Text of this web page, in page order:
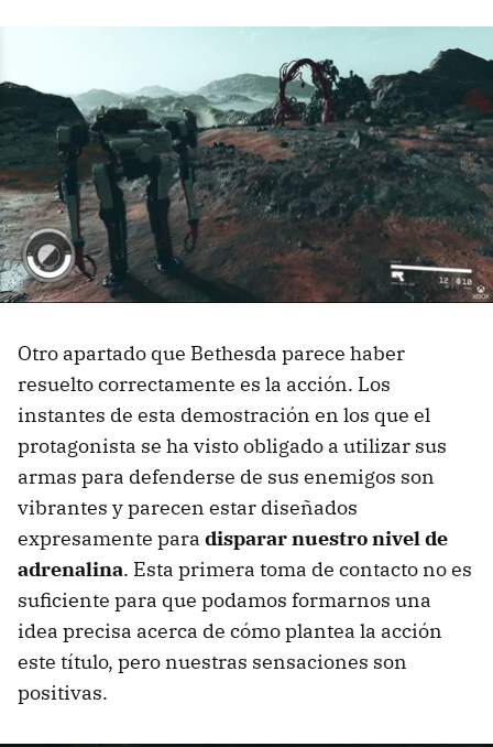
Otro apartado que Bethesda parece haber
resuelto correctamente es la acción. Los
instantes de esta demostración en los que el
protagonista se ha visto obligado a utilizar sus
armas para defenderse de sus enemigos son
vibrantes y parecen estar diseñados
expresamente para disparar nuestro nivel de
adrenalina. Esta primera toma de contacto no es
suficiente para que podamos formarnos una
idea precisa acerca de cómo plantea la acción
este título, pero nuestras sensaciones son
positivas.